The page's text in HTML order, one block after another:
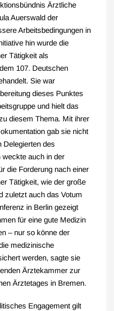
Ärztliche
Auerswald der
Arbeitsbedingungen in
hin wurde die
Tätigkeit als
107. Deutschen
Sie war
dieses Punktes
und hielt das
diesem Thema. Mit ihrer
gab sie nicht
Delegierten des
weckte auch in der
die Forderung nach einer
Tätigkeit, wie der große
zuletzt auch das Votum
in Berlin gezeigt
für eine gute Medizin
– nur so könne der
medizinische
werden, sagte sie
Ärztekammer zur
Ärztetages in Bremen.
Engagement gilt